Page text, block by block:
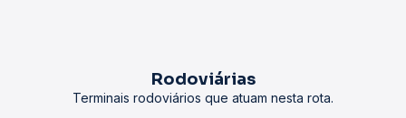
Rodoviárias
Terminais rodoviários que atuam nesta rota.